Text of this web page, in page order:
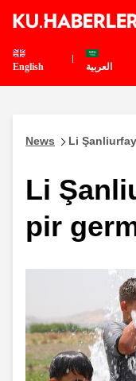
English العربية
News Li
Li
pir